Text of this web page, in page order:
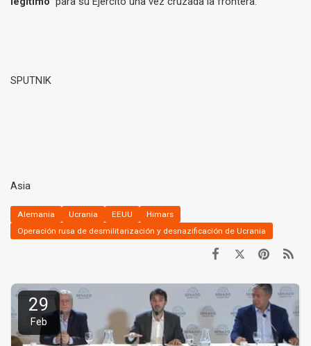
SPUTNIK
Asia
Alemania Ucrania EEUU
Himars
Operación rusa de desmilitarización y desnazificación de Ucrania
29
Feb